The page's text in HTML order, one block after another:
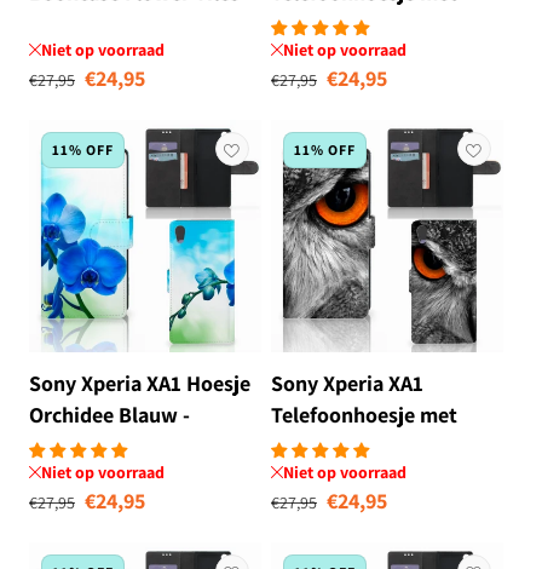
Niet op voorraad
Normale prijs
€27,95 Aanbiedingsprijs
€24,95
Pasjes Pauw
Niet op voorraad
Normale prijs
€27,95 €24,95
11% OFF
Sony Xperia XA1 Hoesje
Orchidee Blauw -
Cadeau voor je Moeder
Niet op voorraad
Normale prijs
€27,95 Aanbiedingsprijs
€24,95
11% OFF
Sony Xperia XA1
Telefoonhoesje met
Pasjes Uil
Niet op voorraad
Normale prijs
€27,95 €24,95